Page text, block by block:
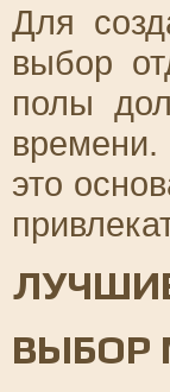
Для
выбор
полы
времени.
это
ВЫБОР